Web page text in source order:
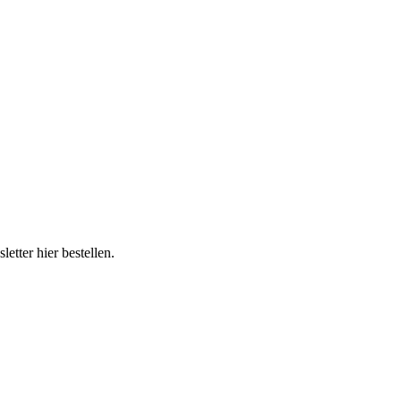
hier bestellen.